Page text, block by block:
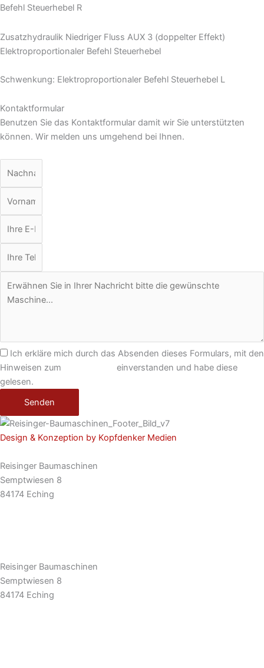
Befehl Steuerhebel R
Zusatzhydraulik Niedriger Fluss AUX 3 (doppelter Effekt)
Elektroproportionaler Befehl Steuerhebel
Schwenkung: Elektroproportionaler Befehl Steuerhebel L
Kontaktformular
Benutzen Sie das Kontaktformular damit wir Sie unterstützten
können. Wir melden uns umgehend bei Ihnen.
Ich erkläre mich durch das Absenden dieses Formulars, mit den
Hinweisen zum
einverstanden und habe diese
gelesen.
Senden
Design & Konzeption by Kopfdenker Medien
Reisinger Baumaschinen
Semptwiesen 8
84174 Eching
Reisinger Baumaschinen
Semptwiesen 8
84174 Eching